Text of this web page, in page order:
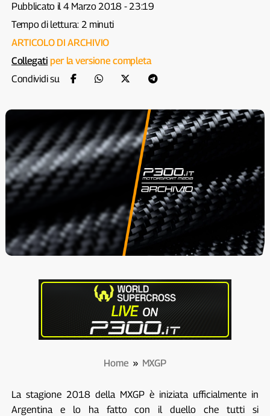
Pubblicato il 4 Marzo 2018 - 23:19
Tempo di lettura: 2 minuti
ARTICOLO DI ARCHIVIO
Collegati per la versione completa
Condividi su
Home » MXGP
La stagione 2018 della MXGP è iniziata ufficialmente in
Argentina e lo ha fatto con il duello che tutti si